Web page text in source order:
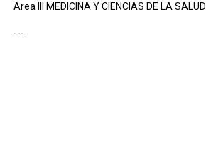
Area III MEDICINA Y CIENCIAS DE LA SALUD
---